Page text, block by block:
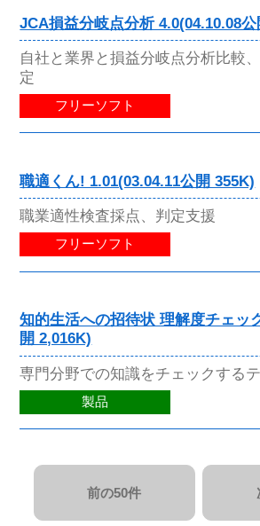
JCA損益分岐点分析 4.0(04.10.08
自社と業界と損益分岐点分析比較
定
フリーソフト
職適くん! 1.01(03.04.11公開 355K)
職業適性検査採点、判定支援
フリーソフト
知的生活への招待状 理解度チェッ
開 2,016K)
専門分野での知識をチェックする
製品
前の50件